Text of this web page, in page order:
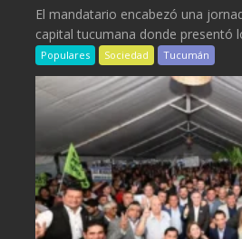
El mandatario encabezó una
capital tucumana donde presentó
Populares Sociedad Tucumán